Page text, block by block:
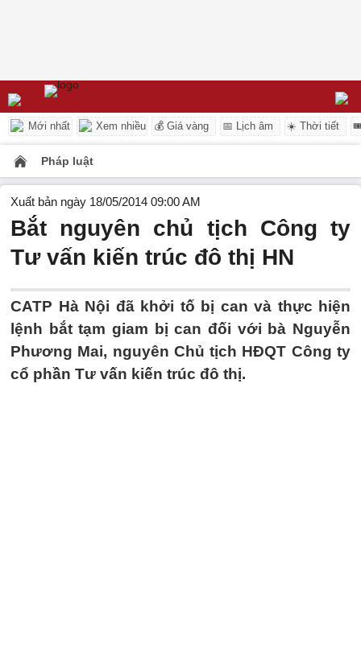
Mới nhất Xem nhiều 💰 Giá vàng 📅 Lịch âm ☀️ Thời tiết
Pháp luật
Xuất bản ngày 18/05/2014 09:00 AM
Bắt nguyên chủ tịch Công ty
Tư vấn kiến trúc đô thị HN
CATP Hà Nội đã khởi tố bị can và thực hiện
lệnh bắt tạm giam bị can đối với bà Nguyễn
Phương Mai, nguyên Chủ tịch HĐQT Công ty
cổ phần Tư vấn kiến trúc đô thị.